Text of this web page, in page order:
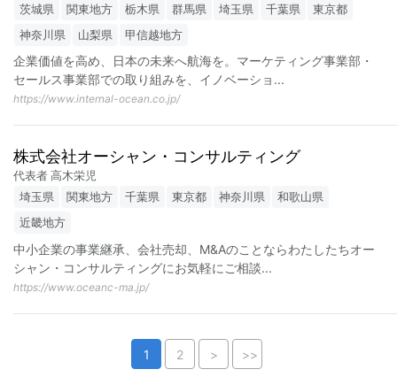
茨城県
関東地方 栃木県 群馬県 埼玉県 千葉県
東京都
神奈川県
山梨県 甲信越地方
企業価値を高め、日本の未来へ航海を。マーケティング事業部・
セールス事業部での取り組みを、イノベーショ ...
https://www.internal-ocean.co.jp/
株式会社オーシャン・コンサルティング
代表者 高木栄児
埼玉県
関東地方 千葉県 東京都 神奈川県
和歌山県
近畿地方
中小企業の事業継承、会社売却、M&Aのことならわたしたちオー
シャン・コンサルティングにお気軽にご相談...
https://www.oceanc-ma.jp/
1 2 > >>